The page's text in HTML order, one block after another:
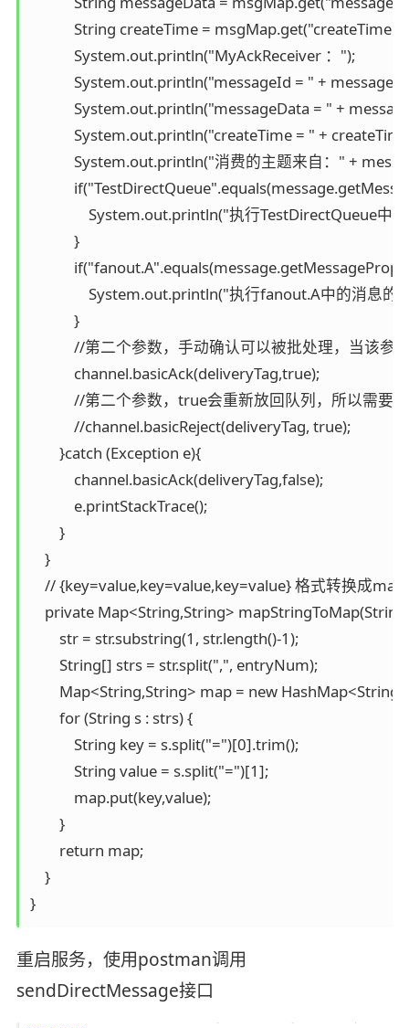
            String createTime = msgMap.get("createTime");
            System.out.println("MyAckReceiver ：");
System.out.println("messageId = " +
System.out.println("messageData = " +
System.out.println("createTime = " +
System.out.println("消费的主题来自：" +
System.out.println("执行TestDirectQueue中
            }
System.out.println("执行fanout.A中的消息的
            }
//第二个参数，手动确认可以被批处理，当
            channel.basicAck(deliveryTag,true);
//第二个参数，true会重新放回队列，所以
            //channel.basicReject(deliveryTag, true);
        }catch (Exception e){
            channel.basicAck(deliveryTag,false);
            e.printStackTrace();
        }
    }
    // {key=value,key=value,key=value} 格式转换成map
private Map<String,String> mapStringToMap(String
        str = str.substring(1, str.length()-1);
        String[] strs = str.split(",", entryNum);
Map<String,String> map = new
        for (String s : strs) {
            String key = s.split("=")[0].trim();
            String value = s.split("=")[1];
            map.put(key,value);
        }
        return map;
    }
}
重启服务，使用postman调用
sendDirectMessage接口